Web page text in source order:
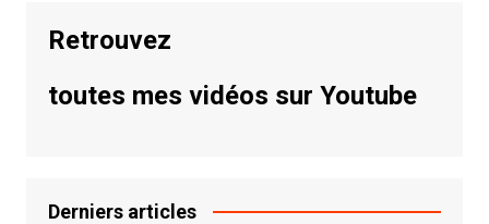
Retrouvez
toutes mes vidéos sur Youtube
Derniers articles